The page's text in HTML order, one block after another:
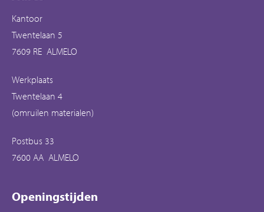
Kantoor
Twentelaan 5
7609 RE ALMELO
Werkplaats
Twentelaan 4
(omruilen materialen)
Postbus 33
7600 AA ALMELO
Openingstijden